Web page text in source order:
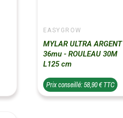
EASYGROW
MYLAR ULTRA ARGENT
36mu - ROULEAU 30M
L125 cm
Prix conseillé: 58,90 € TTC